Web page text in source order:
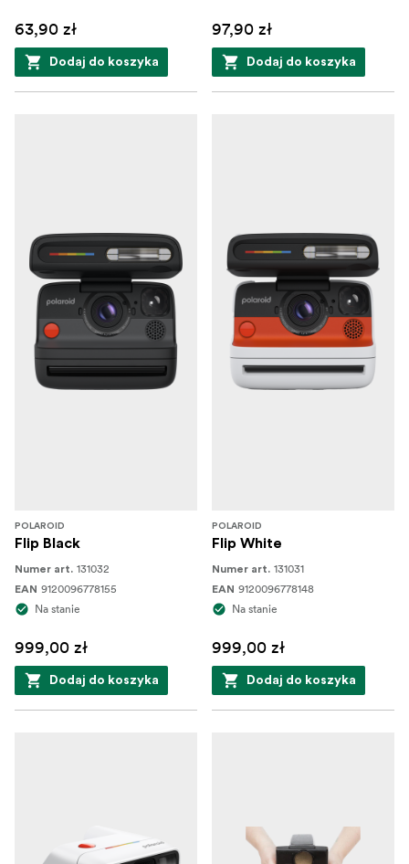
63,90 zł
Dodaj do koszyka
97,90 zł
Dodaj do koszyka
POLAROID
Flip Black
Numer art. 131032
EAN 9120096778155
Na stanie
999,00 zł
Dodaj do koszyka
POLAROID
Flip White
Numer art. 131031
EAN 9120096778148
Na stanie
999,00 zł
Dodaj do koszyka